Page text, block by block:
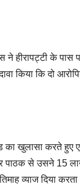
हीरापट्टी के पास
किया कि दो
का खुलासा करते हुए
पाठक से उसने 15
व्याज दिया